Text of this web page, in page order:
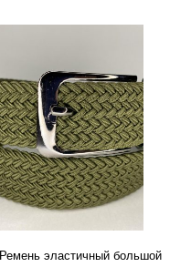
Ремень эластичный большой